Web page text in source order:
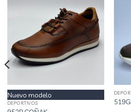
Nuevo modelo
DEPORTIVOS
Este
producto
Este